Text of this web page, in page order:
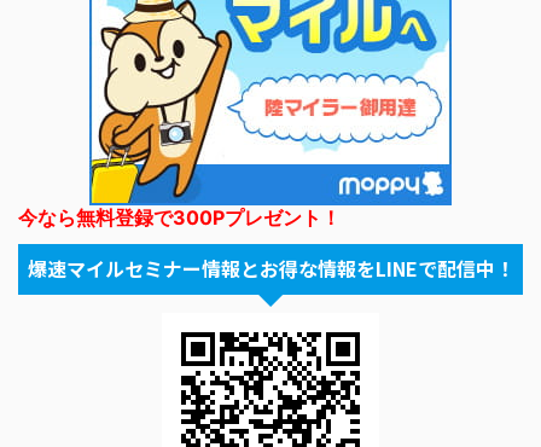
今なら無料登録で300Pプレゼント！
爆速マイルセミナー情報とお得な情報をLINEで配信中！